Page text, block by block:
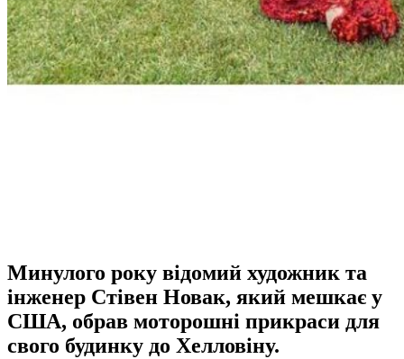
Минулого року відомий художник та
інженер Стівен Новак, який мешкає у
США, обрав моторошні прикраси для
свого будинку до Хелловіну.